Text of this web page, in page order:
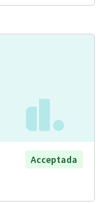
Acceptada